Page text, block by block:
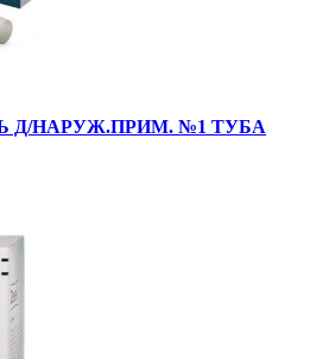
Д/НАРУЖ.ПРИМ. №1 ТУБА